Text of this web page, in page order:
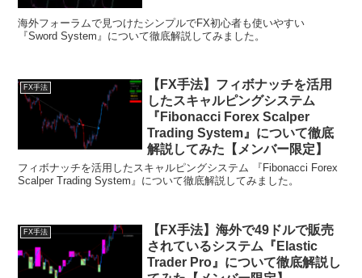
海外フォーラムで見つけたシンプルでFX初心者も使いやすい
『Sword System』について徹底解説してみました。
FX手法
【FX手法】フィボナッチを活用
したスキャルピングシステム
『Fibonacci Forex Scalper
Trading System』について徹底
解説してみた【メンバー限定】
フィボナッチを活用したスキャルピングシステム 『Fibonacci Forex
Scalper Trading System』について徹底解説してみました。
FX手法
【FX手法】海外で49ドルで販売
されているシステム『Elastic
Trader Pro』について徹底解説し